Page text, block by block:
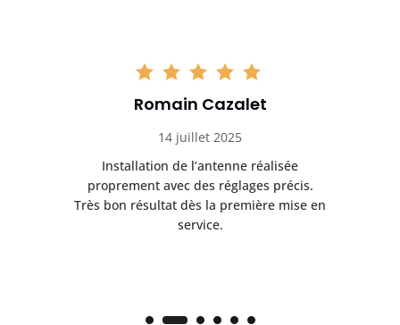
Romain Cazalet
14 juillet 2025
Installation de l’antenne réalisée
proprement avec des réglages précis.
Très bon résultat dès la première mise en
service.